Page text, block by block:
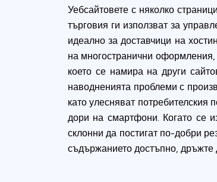
Уебсайтовете с няколко
търговия ги използват за
идеално за доставчици на
на многостранични
което се намира на други
наводненията проблеми с
като улесняват потребителския
дори на смартфони. Когато се
склонни да постигат по-добри
съдържанието достъпно, дръжте